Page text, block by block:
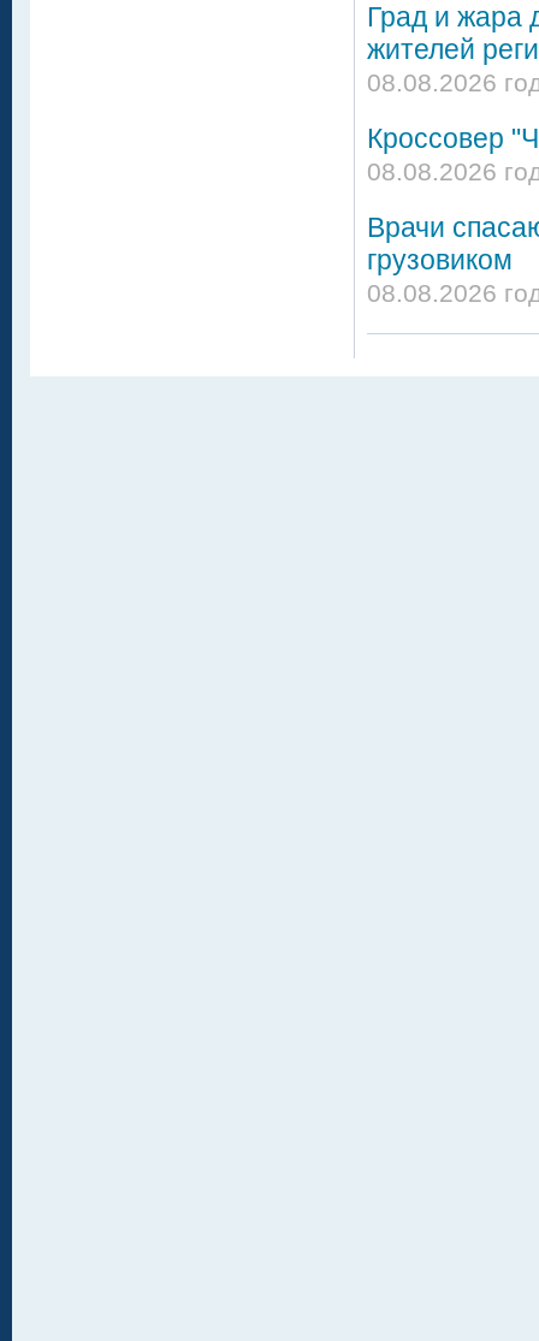
Град и жара
жителей
08.08.2026
Кроссовер
08.08.2026
Врачи
грузовиком
08.08.2026